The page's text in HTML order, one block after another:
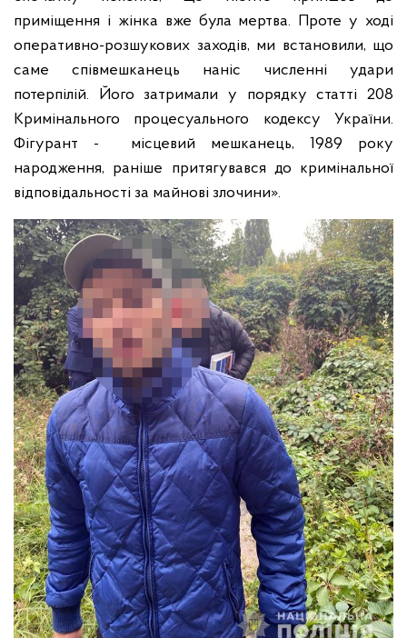
приміщення і жінка вже була мертва. Проте у ході
оперативно-розшукових заходів, ми встановили, що
саме співмешканець наніс численні удари
потерпілій. Його затримали у порядку статті 208
Кримінального процесуального кодексу України.
Фігурант - місцевий мешканець, 1989 року
народження, раніше притягувався до кримінальної
відповідальності за майнові злочини».